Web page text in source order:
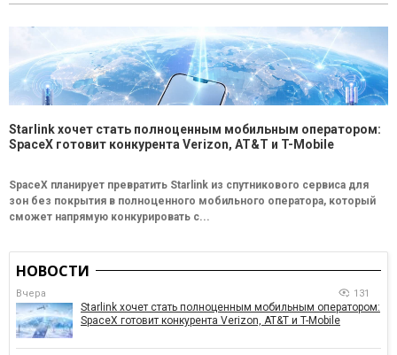
Starlink хочет стать полноценным мобильным оператором:
SpaceX готовит конкурента Verizon, AT&T и T-Mobile
SpaceX планирует превратить Starlink из спутникового сервиса для
зон без покрытия в полноценного мобильного оператора, который
сможет напрямую конкурировать с...
НОВОСТИ
Вчера 131
Starlink хочет стать полноценным мобильным оператором:
SpaceX готовит конкурента Verizon, AT&T и T-Mobile